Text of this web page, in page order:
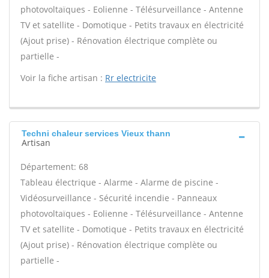
photovoltaïques - Eolienne - Télésurveillance - Antenne
TV et satellite - Domotique - Petits travaux en électricité
(Ajout prise) - Rénovation électrique complète ou
partielle -
Voir la fiche artisan : Rr electricite
Techni chaleur services Vieux thann
Artisan
Département: 68
Tableau électrique - Alarme - Alarme de piscine -
Vidéosurveillance - Sécurité incendie - Panneaux
photovoltaïques - Eolienne - Télésurveillance - Antenne
TV et satellite - Domotique - Petits travaux en électricité
(Ajout prise) - Rénovation électrique complète ou
partielle -